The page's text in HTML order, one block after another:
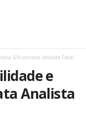
S/A contrata Analista Fiscal
e
Analista